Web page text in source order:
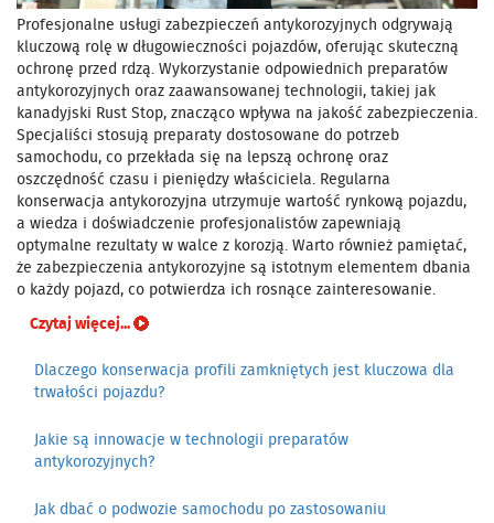
Profesjonalne usługi zabezpieczeń antykorozyjnych odgrywają
kluczową rolę w długowieczności pojazdów, oferując skuteczną
ochronę przed rdzą. Wykorzystanie odpowiednich preparatów
antykorozyjnych oraz zaawansowanej technologii, takiej jak
kanadyjski Rust Stop, znacząco wpływa na jakość zabezpieczenia.
Specjaliści stosują preparaty dostosowane do potrzeb
samochodu, co przekłada się na lepszą ochronę oraz
oszczędność czasu i pieniędzy właściciela. Regularna
konserwacja antykorozyjna utrzymuje wartość rynkową pojazdu,
a wiedza i doświadczenie profesjonalistów zapewniają
optymalne rezultaty w walce z korozją. Warto również pamiętać,
że zabezpieczenia antykorozyjne są istotnym elementem dbania
o każdy pojazd, co potwierdza ich rosnące zainteresowanie.
Czytaj więcej...
Dlaczego konserwacja profili zamkniętych jest kluczowa dla
trwałości pojazdu?
Jakie są innowacje w technologii preparatów
antykorozyjnych?
Jak dbać o podwozie samochodu po zastosowaniu